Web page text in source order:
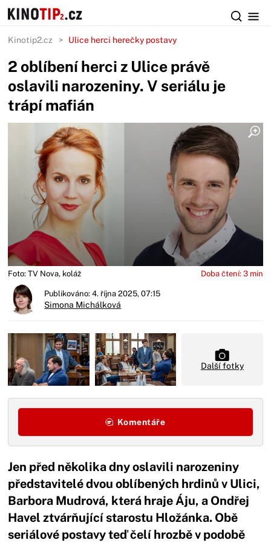
Kinotip2.cz Ulice herci herečky postavy
2 oblíbení herci z Ulice právě
oslavili narozeniny. V seriálu je
trápí mafián
Foto: TV Nova, koláž Doba čtení: 3 min
Publikováno: 4. října 2025, 07:15
Simona Michálková
Další fotky
Komentáře
Jen před několika dny oslavili narozeniny
představitelé dvou oblíbených hrdinů v Ulici,
Barbora Mudrová, která hraje Áju, a Ondřej
Havel ztvárňující starostu Hložánka. Obě
seriálové postavy teď čelí hrozbě v podobě